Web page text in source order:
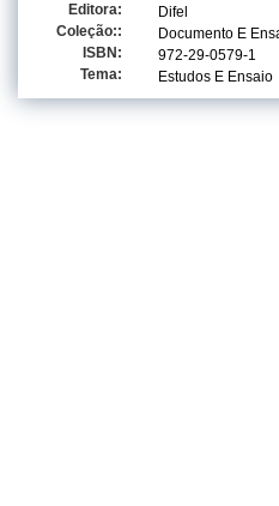
Editora:
Difel
Coleção::
Documento E
ISBN:
972-29-0579-1
Tema:
Estudos E Ensaio